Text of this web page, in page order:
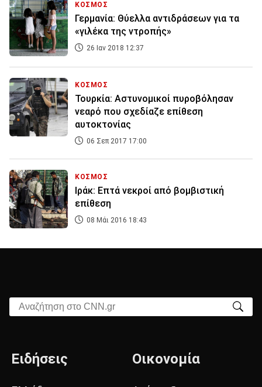
ΚΟΣΜΟΣ
Γερμανία: Θύελλα αντιδράσεων για τα
«γιλέκα της ντροπής»
26 Ιαν 2018 12:37
ΚΟΣΜΟΣ
Τουρκία: Αστυνομικοί πυροβόλησαν
νεαρό που σχεδίαζε επίθεση
αυτοκτονίας
06 Σεπ 2017 17:00
ΚΟΣΜΟΣ
Ιράκ: Επτά νεκροί από βομβιστική
επίθεση
08 Μάι 2016 18:43
Αναζήτηση στο CNN.gr
Ειδήσεις Οικονομία